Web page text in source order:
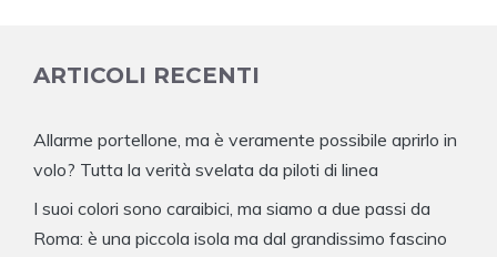
ARTICOLI RECENTI
Allarme portellone, ma è veramente possibile aprirlo in
volo? Tutta la verità svelata da piloti di linea
I suoi colori sono caraibici, ma siamo a due passi da
Roma: è una piccola isola ma dal grandissimo fascino